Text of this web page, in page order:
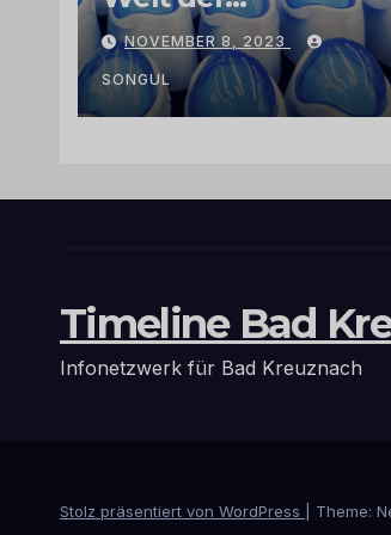
Exklusivität:
Arganöl,
Kaktusfeigenkernöl
und
vertrauenswürdige
NOVEMBER 8, 2023
SONGUL
Timeline Bad
Infonetzwerk für Bad Kreuznach
Stolz präsentiert von WordPress Theme: